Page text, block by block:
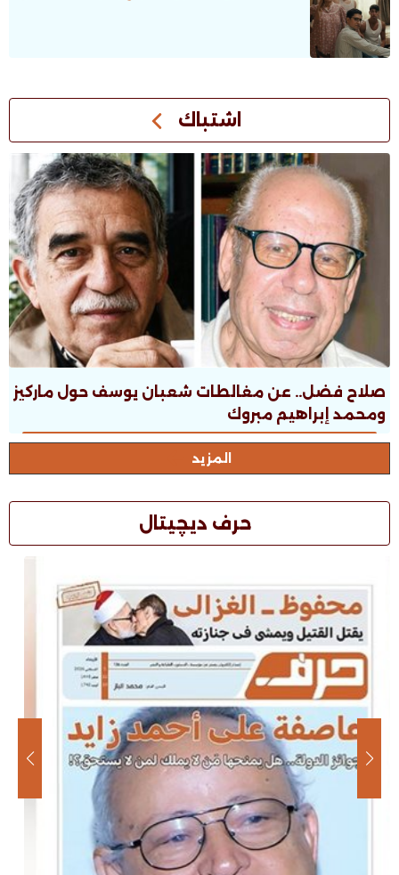
اشتباك
صلاح فضل.. عن مغالطات شعبان يوسف حول ماركيز
ومحمد إبراهيم مبروك
المزيد
حرف ديچيتال